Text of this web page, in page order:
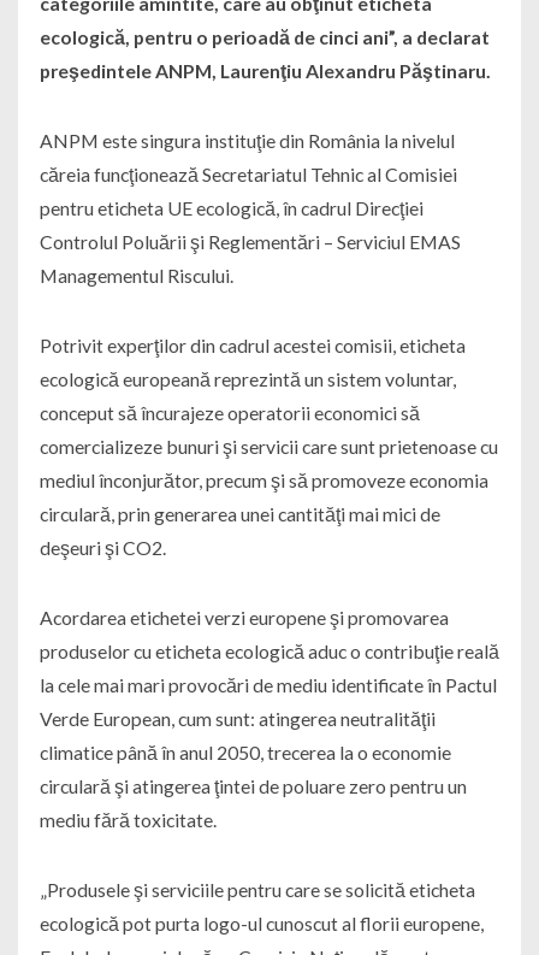
ecologică, pentru o perioadă de cinci ani”, a declarat
preşedintele ANPM, Laurenţiu Alexandru Păştinaru.
ANPM este singura instituţie din România la nivelul
căreia funcţionează Secretariatul Tehnic al Comisiei
pentru eticheta UE ecologică, în cadrul Direcţiei
Controlul Poluării şi Reglementări – Serviciul EMAS
Managementul Riscului.
Potrivit experţilor din cadrul acestei comisii, eticheta
ecologică europeană reprezintă un sistem voluntar,
conceput să încurajeze operatorii economici să
comercializeze bunuri şi servicii care sunt prietenoase cu
mediul înconjurător, precum şi să promoveze economia
circulară, prin generarea unei cantităţi mai mici de
deşeuri şi CO2.
Acordarea etichetei verzi europene şi promovarea
produselor cu eticheta ecologică aduc o contribuţie reală
la cele mai mari provocări de mediu identificate în Pactul
Verde European, cum sunt: atingerea neutralităţii
climatice până în anul 2050, trecerea la o economie
circulară şi atingerea ţintei de poluare zero pentru un
mediu fără toxicitate.
„Produsele şi serviciile pentru care se solicită eticheta
ecologică pot purta logo-ul cunoscut al florii europene,